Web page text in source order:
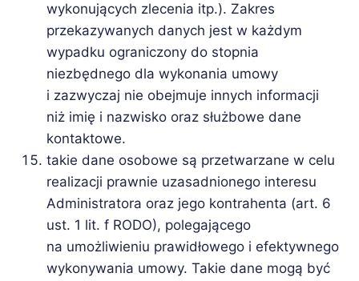
wykonujących zlecenia itp.). Zakres
przekazywanych danych jest w każdym
wypadku ograniczony do stopnia
niezbędnego dla wykonania umowy
i zazwyczaj nie obejmuje innych informacji
niż imię i nazwisko oraz służbowe dane
kontaktowe.
takie dane osobowe są przetwarzane w celu
realizacji prawnie uzasadnionego interesu
Administratora oraz jego kontrahenta (art. 6
ust. 1 lit. f RODO), polegającego
na umożliwieniu prawidłowego i efektywnego
wykonywania umowy. Takie dane mogą być